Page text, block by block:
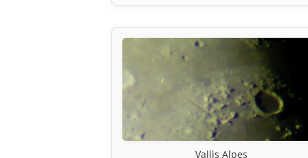
Vallis Alpes